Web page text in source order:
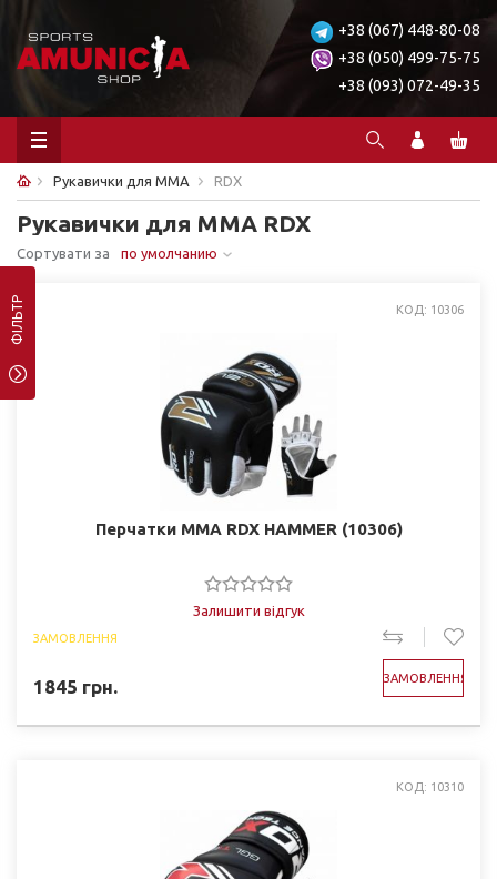
+38 (067) 448-80-08
+38 (050) 499-75-75
+38 (093) 072-49-35
Рукавички для ММА RDX
Рукавички для ММА RDX
Сортувати за по умолчанию
ФІЛЬТР КОД: 10306
Перчатки ММА RDX HAMMER (10306)
Залишити відгук
ЗАМОВЛЕННЯ
1845 грн. ЗАМОВЛЕННЯ
КОД: 10310